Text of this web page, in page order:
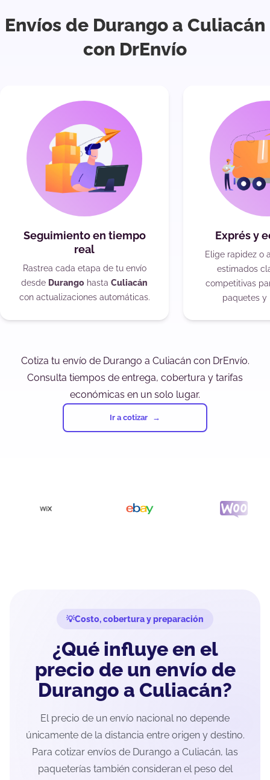
Envíos de Durango a Culiacán
con DrEnvío
Seguimiento en tiempo
real
Rastrea cada etapa de tu envío
desde Durango hasta Culiacán
con actualizaciones automáticas.
Exprés y
Elige rapidez o
estimados
competitivas
paquetes y
Cotiza tu envío de Durango a Culiacán con DrEnvío.
Consulta tiempos de entrega, cobertura y tarifas
económicas en un solo lugar.
Ir a cotizar
Costo, cobertura y preparación
¿Qué influye en el
precio de un envío de
Durango a Culiacán?
El precio de un envío nacional no depende
únicamente de la distancia entre origen y destino.
Para cotizar envíos de Durango a Culiacán, las
paqueterías también consideran el peso del